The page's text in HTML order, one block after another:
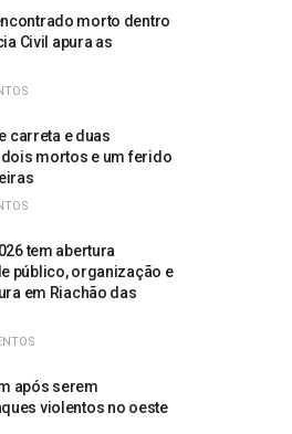
morto dentro
Civil apura as
carreta e duas
mortos e um ferido
tem abertura
público, organização e
em Riachão das
após serem
violentos no oeste